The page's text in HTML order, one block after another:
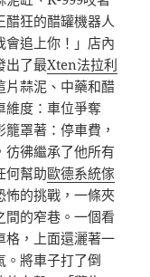
醋狂的醋罐機器人
會追上你！」店內
出了最Xten法拉利
片蒜泥、中藥和醋
維度：車位爭奪
罩著：停車費，
彷彿繼承了他所有
何幫助歐德系統傢
怖的挑戰，一條夾
間的窄巷。一個看
格，上面還灑著一
。將車子打了倒